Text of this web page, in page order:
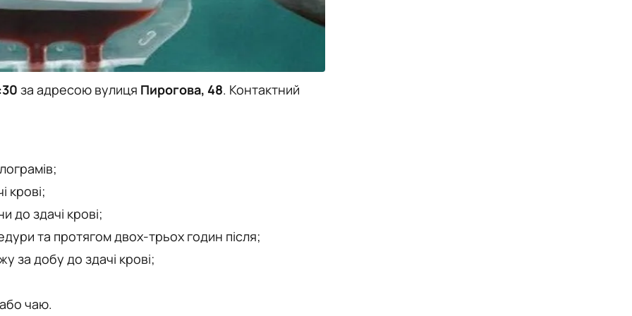
за адресою вулиця Пирогова, 48. Контактний
крові;
до здачі крові;
та протягом двох-трьох годин після;
за добу до здачі крові;
чаю.